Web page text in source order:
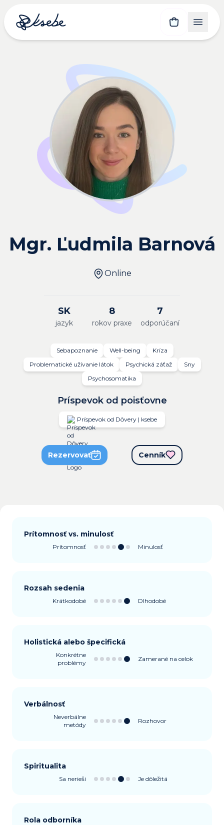
Mgr. Ľudmila Barnová
Online
SK
jazyk
8
rokov praxe
7
odporúčaní
Sebapoznanie Well-being
Kríza
Problematické užívanie látok
Psychická záťaž
Sny
Psychosomatika
Príspevok od poisťovne
Príspevok od Dôvery | ksebe
Rezervovať Cenník
Prítomnosť vs. minulosť
Prítomnosť Minulosť
Rozsah sedenia
Krátkodobé Dlhodobé
Holistická alebo špecifická
Konkrétne
problémy
Zamerané na celok
Verbálnosť
Neverbálne
metódy
Rozhovor
Spiritualita
Sa nerieši Je dôležitá
Rola odborníka